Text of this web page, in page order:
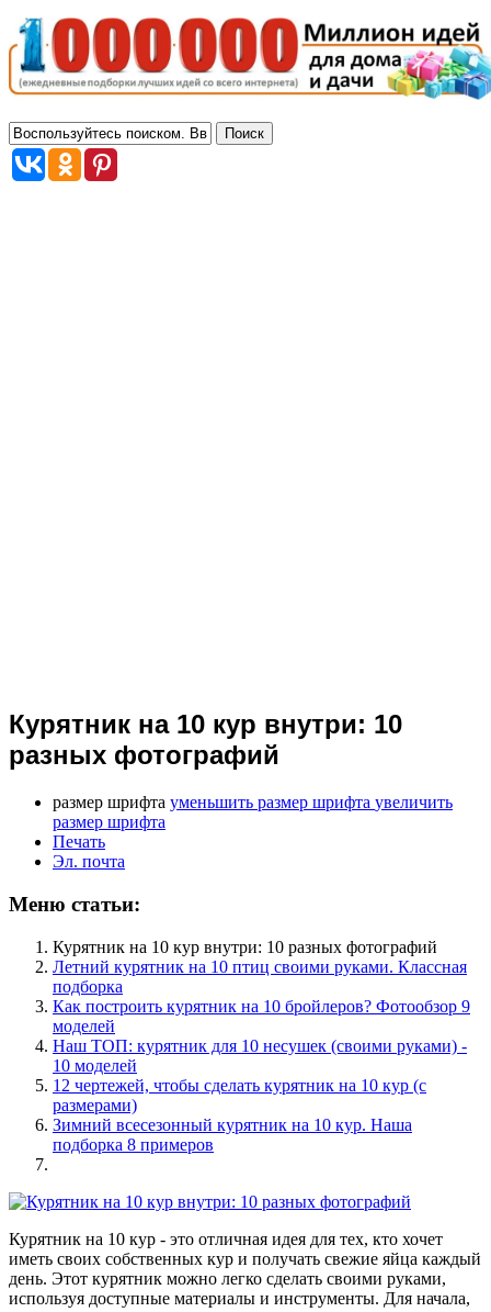
Курятник на 10 кур внутри: 10
разных фотографий
размер шрифта уменьшить размер шрифта увеличить
размер шрифта
Печать
Эл. почта
Меню статьи:
Курятник на 10 кур внутри: 10 разных фотографий
Летний курятник на 10 птиц своими руками. Классная
подборка
Как построить курятник на 10 бройлеров? Фотообзор 9
моделей
Наш ТОП: курятник для 10 несушек (своими руками) -
10 моделей
12 чертежей, чтобы сделать курятник на 10 кур (с
размерами)
Зимний всесезонный курятник на 10 кур. Наша
подборка 8 примеров
Курятник на 10 кур - это отличная идея для тех, кто хочет
иметь своих собственных кур и получать свежие яйца каждый
день. Этот курятник можно легко сделать своими руками,
используя доступные материалы и инструменты. Для начала,